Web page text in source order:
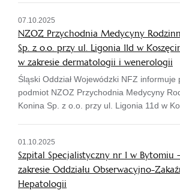
07.10.2025
NZOZ Przychodnia Medycyny
Sp. z o.o. przy ul. Ligonia 11d w
w zakresie dermatologii i wenerologii
Śląski Oddział Wojewódzki NFZ informuje
podmiot NZOZ Przychodnia Medycyny
Konina Sp. z o.o. przy ul. Ligonia 11d w
01.10.2025
Szpital Specjalistyczny nr 1 w Bytomiu
zakresie Oddziału Obserwacyjno-
Hepatologii